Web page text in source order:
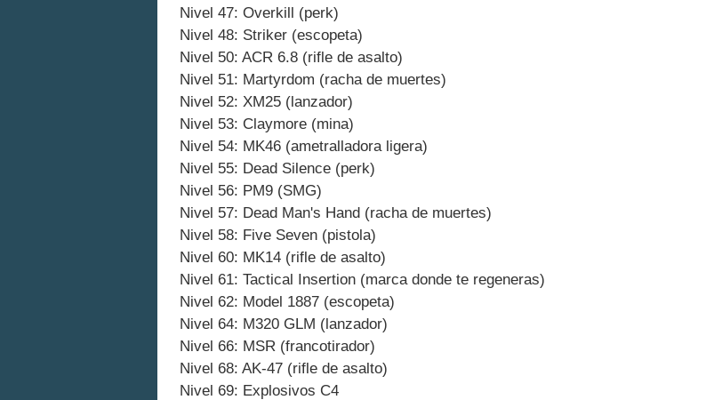
Nivel 47: Overkill (perk)
Nivel 48: Striker (escopeta)
Nivel 50: ACR 6.8 (rifle de asalto)
Nivel 51: Martyrdom (racha de muertes)
Nivel 52: XM25 (lanzador)
Nivel 53: Claymore (mina)
Nivel 54: MK46 (ametralladora ligera)
Nivel 55: Dead Silence (perk)
Nivel 56: PM9 (SMG)
Nivel 57: Dead Man's Hand (racha de muertes)
Nivel 58: Five Seven (pistola)
Nivel 60: MK14 (rifle de asalto)
Nivel 61: Tactical Insertion (marca donde te regeneras)
Nivel 62: Model 1887 (escopeta)
Nivel 64: M320 GLM (lanzador)
Nivel 66: MSR (francotirador)
Nivel 68: AK-47 (rifle de asalto)
Nivel 69: Explosivos C4